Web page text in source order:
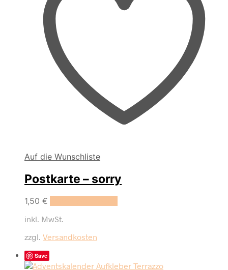
Auf die Wunschliste
Postkarte – sorry
1,50 €
inkl. MwSt.
zzgl. Versandkosten
Save